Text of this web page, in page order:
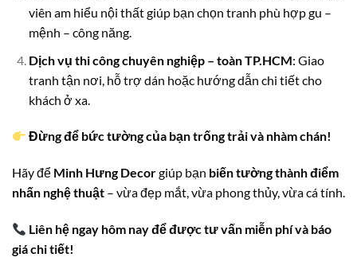
viên am hiểu nội thất giúp bạn chọn tranh phù hợp gu –
mệnh – công năng.
Dịch vụ thi công chuyên nghiệp – toàn TP.HCM: Giao
tranh tận nơi, hỗ trợ dán hoặc hướng dẫn chi tiết cho
khách ở xa.
Đừng để bức tường của bạn trống trải và nhàm chán!
Hãy để Minh Hưng Decorgiúp bạn biến tường thành điểm
nhấn nghệ thuật – vừa đẹp mắt, vừa phong thủy, vừa cá tính.
Liên hệ ngay hôm nay để được tư vấn miễn phí và báo
giá chi tiết!